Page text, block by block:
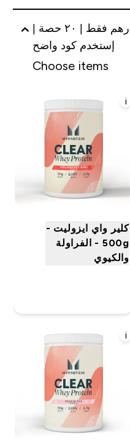
حصري | كلير واي ب ١٤٩ درهم فقط | ٢٠ حصة |
إستخدم كود واضح
Choose items
i
كلير واي ايزوليت -
500g - الفراولة
والكيوي
i